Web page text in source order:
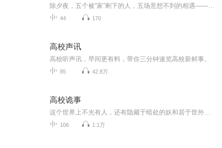
44 170
高校声讯
高校听声讯，早间更有料，带你三分钟速览高校新鲜事。
85 42.8万
高校诡事
106 1.1万